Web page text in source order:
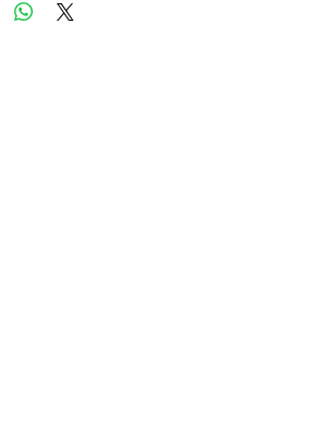
complementaire werking tijdens yoga-